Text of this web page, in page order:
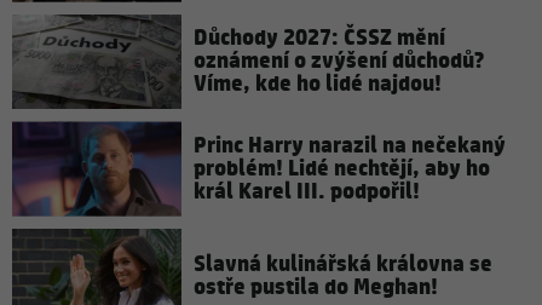
Důchody 2027: ČSSZ mění
oznámení o zvýšení důchodů?
Víme, kde ho lidé najdou!
Princ Harry narazil na nečekaný
problém! Lidé nechtějí, aby ho
král Karel III. podpořil!
Slavná kulinářská královna se
ostře pustila do Meghan!